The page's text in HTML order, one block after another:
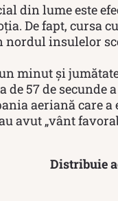
din lume este
De fapt, cursa
nordul insulelor
minut și
de 57 de
aeriană care
avut „vânt
Distribuie